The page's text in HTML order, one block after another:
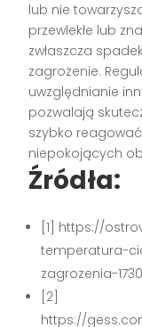
lub nie
przewlekłe lub
zwłaszcza
zagrożenie.
uwzględnianie
pozwalają
szybko
niepokojących
Źródła:
[1] https://
temperatura-
zagrozenia-
[2]
https://